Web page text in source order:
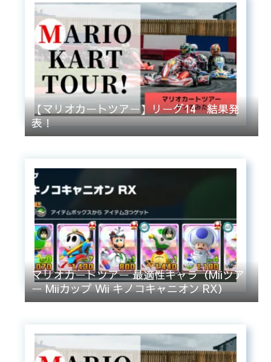
【マリオカートツアー】リーグ14 結果発
表！
マリオカートツアー 最適性キャラ（Miiツア
ー Miiカップ Wii キノコキャニオン RX）